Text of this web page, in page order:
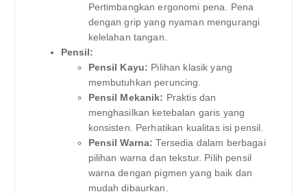
Pertimbangkan ergonomi pena. Pena
dengan grip yang nyaman mengurangi
kelelahan tangan.
Pensil:
Pensil Kayu: Pilihan klasik yang
membutuhkan peruncing.
Pensil Mekanik: Praktis dan
menghasilkan ketebalan garis yang
konsisten. Perhatikan kualitas isi pensil.
Pensil Warna: Tersedia dalam berbagai
pilihan warna dan tekstur. Pilih pensil
warna dengan pigmen yang baik dan
mudah dibaurkan.